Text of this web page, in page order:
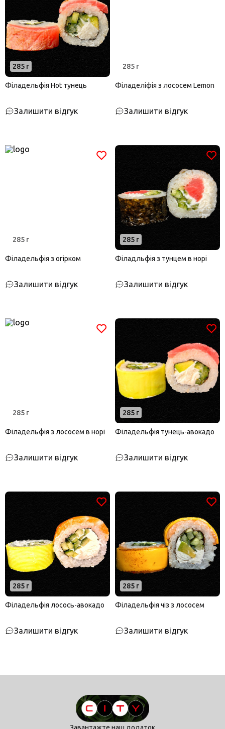
285 г
Філадельфія Hot тунець
Залишити відгук
285 г
Філаделіфія з лососем Lemon
Залишити відгук
285 г
Філадельфія з огірком
Залишити відгук
285 г
Філадльфія з тунцем в норі
Залишити відгук
285 г
Філадельфія з лососем в норі
Залишити відгук
285 г
Філадельфія тунець-авокадо
Залишити відгук
285 г
Філадельфія лосось-авокадо
Залишити відгук
285 г
Філадельфія чіз з лососем
Залишити відгук